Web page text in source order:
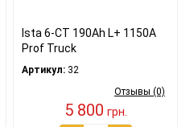
Ista 6-СТ 190Ah L+ 1150A
Prof Truck
Артикул: 32
Отзывы (0)
5 800 грн.